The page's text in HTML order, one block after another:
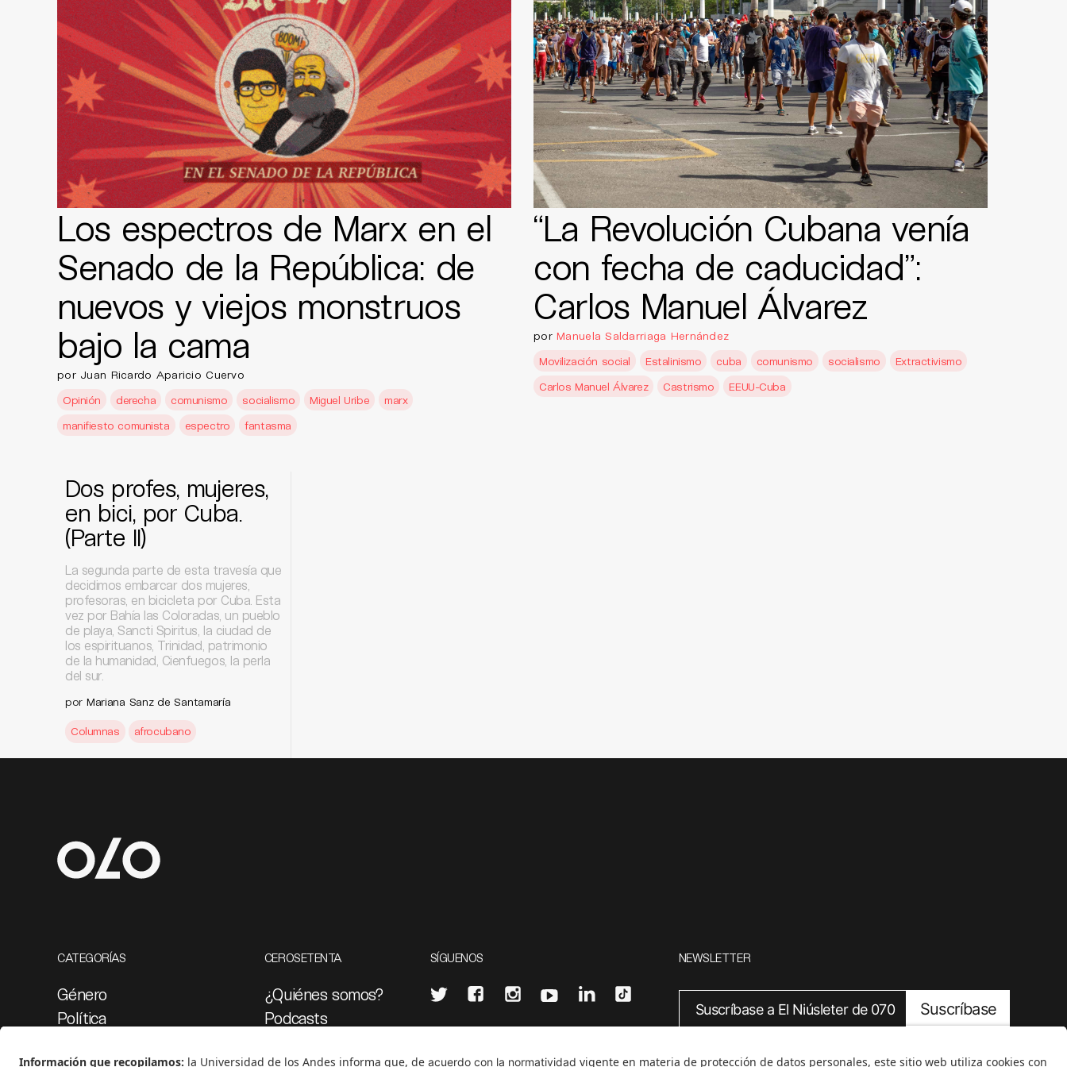
Los espectros de Marx en el
Senado de la República: de
nuevos y viejos monstruos
bajo la cama
por Juan Ricardo Aparicio Cuervo
Opinión
derecha comunismo socialismo Miguel Uribe
marx
manifiesto comunista
espectro fantasma
“La Revolución Cubana venía
con fecha de caducidad”:
Carlos Manuel Álvarez
por Manuela Saldarriaga Hernández
Movilización social
Estalinismo cuba comunismo socialismo
Extractivismo
Carlos Manuel Álvarez
Castrismo EEUU-Cuba
Dos profes, mujeres,
en bici, por Cuba.
(Parte II)
La segunda parte de esta travesía que
decidimos embarcar dos mujeres,
profesoras, en bicicleta por Cuba. Esta
vez por Bahía las Coloradas, un pueblo
de playa, Sancti Spiritus, la ciudad de
los espirituanos, Trinidad, patrimonio
de la humanidad, Cienfuegos, la perla
del sur.
por Mariana Sanz de Santamaría
Columnas afrocubano
CATEGORÍAS
Género
Política
CEROSETENTA
¿Quiénes somos?
Podcasts
SÍGUENOS NEWSLETTER
Suscríbase